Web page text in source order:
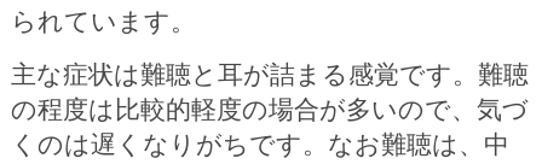
られています。
主な症状は難聴と耳が詰まる感覚です。難聴
の程度は比較的軽度の場合が多いので、気づ
くのは遅くなりがちです。なお難聴は、中